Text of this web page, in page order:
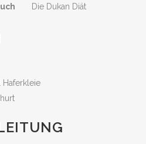
Die Dukan Diät
Haferkleie